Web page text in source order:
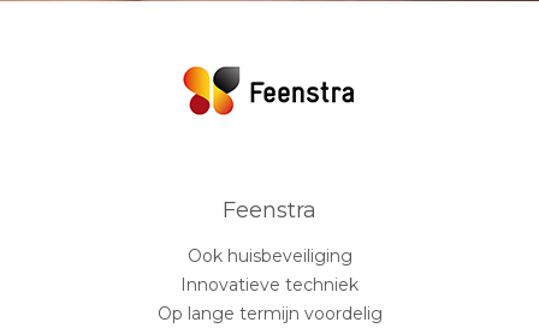
Feenstra
Ook huisbeveiliging
Innovatieve techniek
Op lange termijn voordelig